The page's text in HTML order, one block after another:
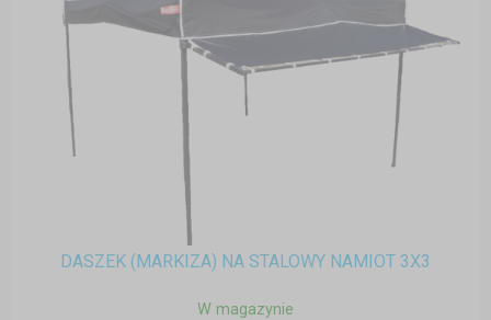
DASZEK (MARKIZA) NA STALOWY NAMIOT 3X3
W magazynie